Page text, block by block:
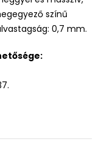
színű
0,7 mm.